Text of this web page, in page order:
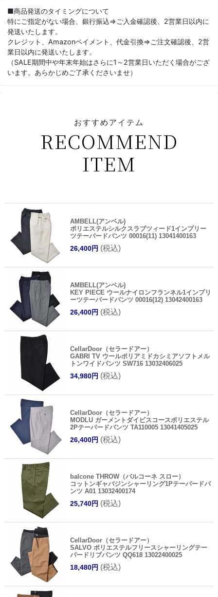
■商品発送のタイミングについて
特にご指定がない場合、銀行振込⇒ご入金確認後、2営業日以内に
発送いたします。
クレジット、Amazonペイメント、代金引換⇒ご注文確認後、2営
業日以内に発送いたします。
（SALE期間中や年末年始はさらに1～2営業日いただく場合がござ
います。あらかじめご了承くださいませ）
おすすめアイテム
RECOMMEND
ITEM
AMBELL(アンベル)
ポリエステルシルクスラブツィード1インプリー
ツテーパードパンツ 00016(11) 13041400163
26,400円 (税込)
AMBELL(アンベル)
KEY PIECE ウールナイロンフランネル1インプリ
ーツテーパードパンツ 00016(12) 13042400163
26,400円 (税込)
CellarDoor（セラードアー）
GABRI TV ウールポリアミドカシミアソフトメル
トンワイドパンツ SW716 13032406025
34,980円 (税込)
CellarDoor（セラードアー）
MODLU ガーメントダイビスコースポリエステル
2Pテーパードパンツ TA110005 13041405025
26,400円 (税込)
balcone THROW（バルコーネ スロー）
コットンギャバジンシャーリング1Pテーパードパ
ンツ A01 13032400174
25,740円 (税込)
CellarDoor（セラードアー）
SALVO ポリエステルフリースシャーリングテー
パードリブパンツ QQ618 13022400025
18,480円 (税込)